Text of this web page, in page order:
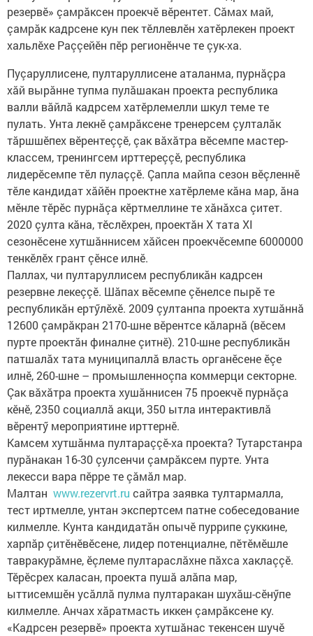
резервӗ» çамрăксен проекчӗ вӗрентет. Сăмах май,
çамрăк кадрсене кун пек тӗллевлӗн хатӗрлекен проект
хальлӗхе Раççейӗн пӗр регионӗнче те çук-ха.
Пуçаруллисене, пултаруллисене аталанма, пурнăçра
хăй вырăнне тупма пулăшакан проекта республика
валли вăйлă кадрсем хатӗрлемелли шкул теме те
пулать. Унта лекнӗ çамрăксене тренерсем çулталăк
тăршшӗпех вӗрентеççӗ, çак вăхăтра вӗсемпе мастер-
классем, тренингсем ирттереççӗ, республика
лидерӗсемпе тӗл пулаççӗ. Çапла майпа сезон вӗçленнӗ
тӗле кандидат хăйӗн проектне хатӗрлеме кăна мар, ăна
мӗнле тӗрӗс пурнăçа кӗртмеллине те хăнăхса çитет.
2020 çулта кăна, тӗслӗхрен, проектăн X тата XI
сезонӗсене хутшăннисем хăйсен проекчӗсемпе 6000000
тенкӗлӗх грант çӗнсе илнӗ.
Паллах, чи пултаруллисем республикăн кадрсен
резервне лекеççӗ. Шăпах вӗсемпе çӗнелсе пырӗ те
республикăн ертӳлӗхӗ. 2009 çултанпа проекта хутшăннă
12600 çамрăкран 2170-шне вӗрентсе кăларнă (вӗсем
пурте проектăн финалне çитнӗ). 210-шне республикăн
патшалăх тата муниципаллă власть органӗсене ӗçе
илнӗ, 260-шне – промышленноçпа коммерци секторне.
Çак вăхăтра проекта хушăннисен 75 проекчӗ пурнăçа
кӗнӗ, 2350 социаллă акци, 350 ытла интерактивлă
вӗрентӳ мероприятине ирттернӗ.
Камсем хутшăнма пултараççӗ-ха проекта? Тутарстанра
пурăнакан 16-30 çулсенчи çамрăксем пурте. Унта
лекесси вара пӗрре те çăмăл мар.
Малтан www.rezervrt.ru сайтра заявка тултармалла,
тест иртмелле, унтан экспертсем патне собеседование
килмелле. Кунта кандидатăн опычӗ пуррипе çуккине,
харпăр çитӗнӗвӗсене, лидер потенциалне, пӗтӗмӗшле
тавракурăмне, ӗçлеме пултараслăхне пăхса хаклаççӗ.
Тӗрӗсрех каласан, проекта пушă алăпа мар,
ыттисемшӗн усăллă пулма пултаракан шухăш-сӗнӳпе
килмелле. Анчах хăратмасть иккен çамрăксене ку.
«Кадрсен резервӗ» проекта хутшăнас текенсен шучӗ